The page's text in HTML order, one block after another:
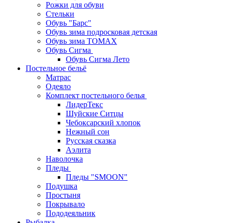
Рожки для обуви
Стельки
Обувь "Барс"
Обувь зима подросковая детская
Обувь зима ТОМАХ
Обувь Сигма
Обувь Сигма Лето
Постельное бельё
Матрас
Одеяло
Комплект постельного белья
ЛидерТекс
Шуйские Ситцы
Чебоксарский хлопок
Нежный сон
Русская сказка
Аэлита
Наволочка
Пледы
Пледы "SMOON"
Подушка
Простыня
Покрывало
Пододеяльник